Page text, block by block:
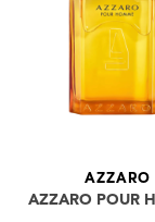
AZZARO
AZZARO POUR